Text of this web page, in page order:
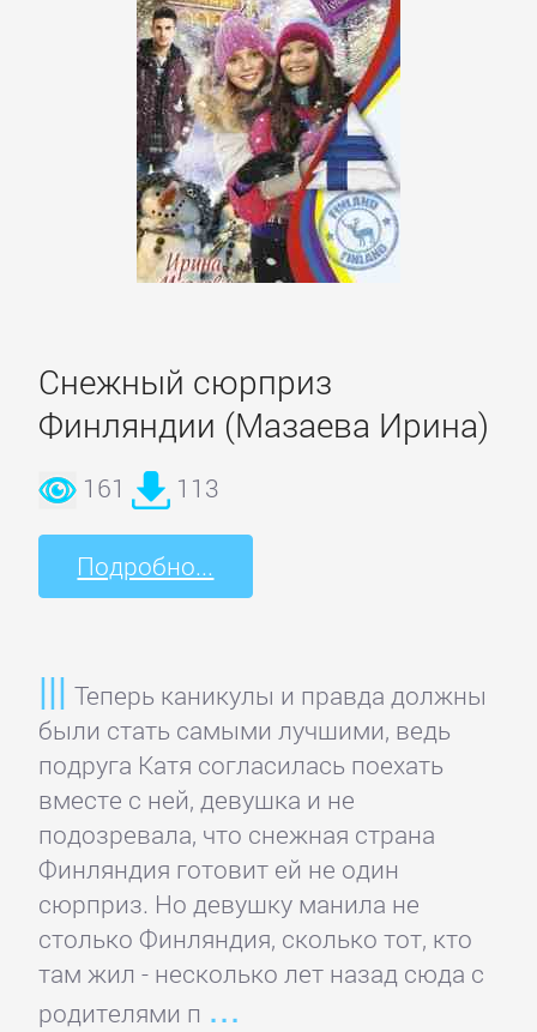
Снежный сюрприз
Финляндии (Мазаева Ирина)
161 113
Подробно...
Теперь каникулы и правда должны
были стать самыми лучшими, ведь
подруга Катя согласилась поехать
вместе с ней, девушка и не
подозревала, что снежная страна
Финляндия готовит ей не один
сюрприз. Но девушку манила не
столько Финляндия, сколько тот, кто
там жил - несколько лет назад сюда с
родителями п
Зарубежные
любовные
Зарубежные
приключения
Современная
зарубежная
литература
ИСКУССТВО
Кинематограф,
театр
Критика
КЛАССИКА
Древневосточная
литература